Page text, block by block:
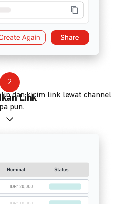
2
Link
dan kirim link lewat channel
pun.